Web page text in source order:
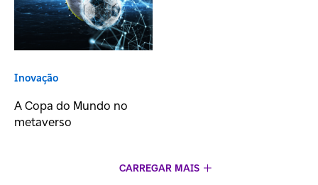
Inovação
A Copa do Mundo no
metaverso
CARREGAR MAIS